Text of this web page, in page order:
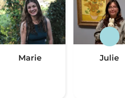
Marie Julie